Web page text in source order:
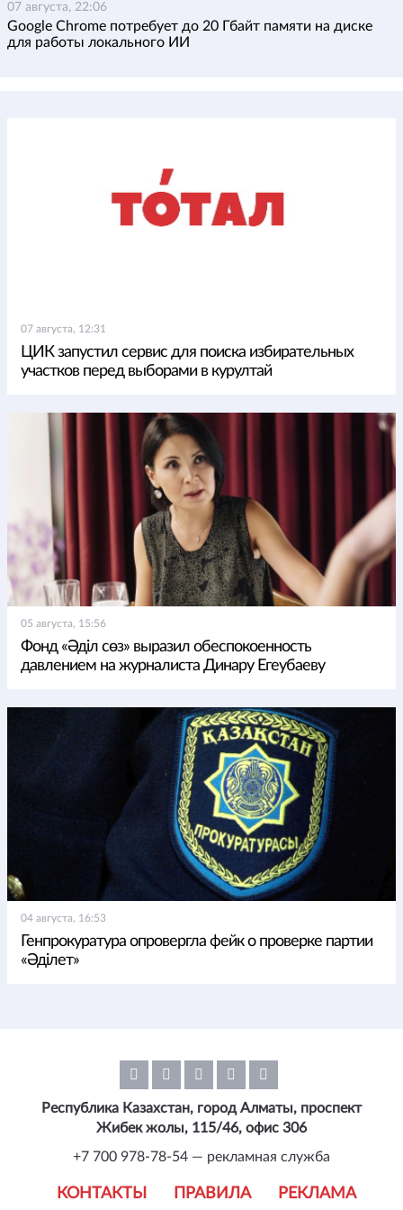
07 августа, 22:06
Google Chrome потребует до 20 Гбайт памяти на диске
для работы локального ИИ
07 августа, 12:31
ЦИК запустил сервис для поиска избирательных
участков перед выборами в курултай
05 августа, 15:56
Фонд «Әділ сөз» выразил обеспокоенность
давлением на журналиста Динару Егеубаеву
04 августа, 16:53
Генпрокуратура опровергла фейк о проверке партии
«Әділет»
КОНТАКТЫ ПРАВИЛА РЕКЛАМА
Республика Казахстан, город Алматы, проспект
Жибек жолы, 115/46, офис 306
+7 700 978-78-54 — рекламная служба